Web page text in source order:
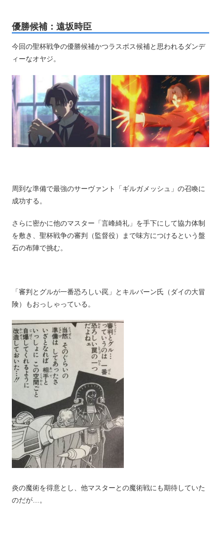
優勝候補：遠坂時臣
今回の聖杯戦争の優勝候補かつラスボス候補と思われるダンデ
ィーなオヤジ。
周到な準備で最強のサーヴァント「ギルガメッシュ」の召喚に
成功する。
さらに密かに他のマスター「言峰綺礼」を手下にして協力体制
を敷き、聖杯戦争の審判（監督役）まで味方につけるという盤
石の布陣で挑む。
「審判とグルが一番恐ろしい罠」とキルバーン氏（ダイの大冒
険）もおっしゃっている。
炎の魔術を得意とし、他マスターとの魔術戦にも期待していた
のだが…。